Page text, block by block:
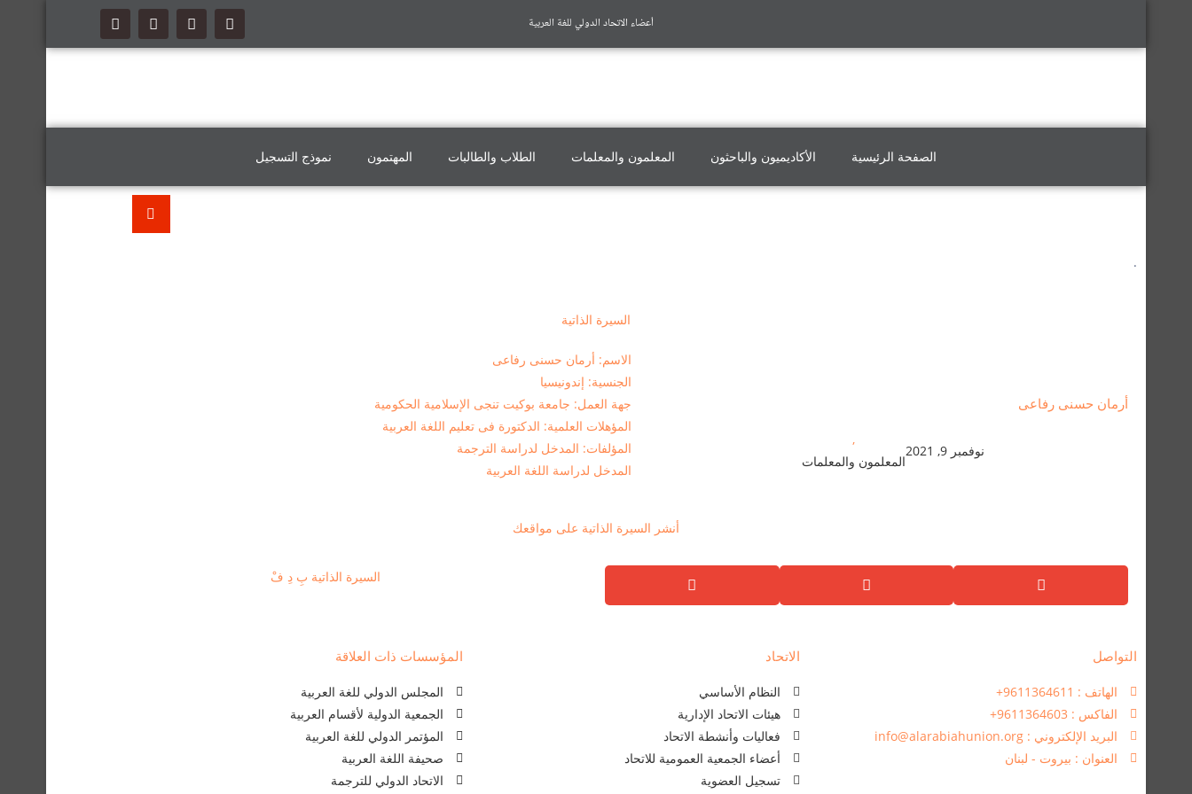
أعضاء الاتحاد الدولي للغة العربية
الصفحة الرئيسية الأكاديميون والباحثون المعلمون والمعلمات الطلاب والطالبات المهتمون نموذج التسجيل
.
السيرة الذاتية
أرمان حسنى رفاعى
نوفمبر 9, 2021
,
المعلمون والمعلمات
الاسم: أرمان حسنى رفاعى
الجنسية: إندونيسيا
جهة العمل: جامعة بوكيت تنجى الإسلامية الحكومية
المؤهلات العلمية: الدكتورة فى تعليم اللغة العربية
المؤلفات: المدخل لدراسة الترجمة
المدخل لدراسة اللغة العربية
أنشر السيرة الذاتية على مواقعك
السيرة الذاتية بِ دِ فْ
التواصل
الهاتف : 9611364611+
الفاكس : 9611364603+
البريد الإلكتروني : info@alarabiahunion.org
العنوان : بيروت - لبنان
الاتحاد
النظام الأساسي
هيئات الاتحاد الإدارية
فعاليات وأنشطة الاتحاد
أعضاء الجمعية العمومية للاتحاد
تسجيل العضوية
المؤسسات ذات العلاقة
المجلس الدولي للغة العربية
الجمعية الدولية لأقسام العربية
المؤتمر الدولي للغة العربية
صحيفة اللغة العربية
الاتحاد الدولي للترجمة